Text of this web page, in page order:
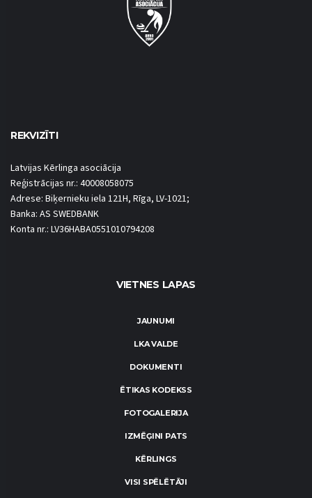
REKVIZĪTI
Latvijas Kērlinga asociācija
Reģistrācijas nr.: 40008058075
Adrese: Biķernieku iela 121H, Rīga, LV-1021;
Banka: AS SWEDBANK
Konta nr.: LV36HABA0551010794208
VIETNES LAPAS
JAUNUMI
LKA VALDE
DOKUMENTI
ĒTIKAS KODEKSS
FOTOGALERIJA
IZMĒĢINI PATS
KĒRLINGS
VISI SPĒLĒTĀJI